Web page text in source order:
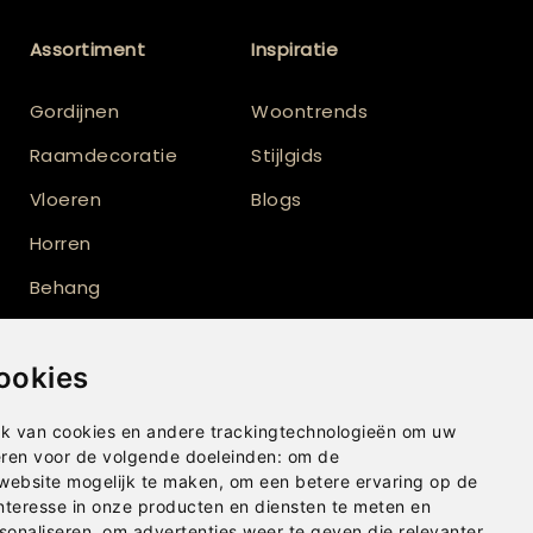
van cookies en andere trackingtechnologieën om uw
voor de volgende doeleinden: om de
mogelijk te maken, om een betere ervaring op de
in onze producten en diensten te meten en
Assortiment
Gordijnen
Raamdecoratie
Vloeren
Horren
Behang
Vloerkleden
Shutters
Buitenzonwering
Inspiratie
Woontrends
Stijlgids
Blogs